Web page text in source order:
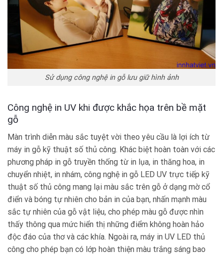
Sử dụng công nghệ in gỗ lưu giữ hình ảnh
Công nghệ in UV khi được khắc họa trên bề mặt
gỗ
Màn trình diễn màu sắc tuyệt vời theo yêu cầu là lợi ích từ
máy in gỗ kỹ thuật số thủ công. Khác biệt hoàn toàn với các
phương pháp in gỗ truyền thống từ in lụa, in thăng hoa, in
chuyển nhiệt, in nhám, công nghệ in gỗ LED UV trực tiếp kỹ
thuật số thủ công mang lại màu sắc trên gỗ ở dạng mờ cổ
điển và bóng tự nhiên cho bản in của bạn, nhấn mạnh màu
sắc tự nhiên của gỗ vật liệu, cho phép màu gỗ được nhìn
thấy thông qua mức hiển thị những điểm không hoàn hảo
độc đáo của thơ và các khía. Ngoài ra, máy in UV LED thủ
công cho phép bạn có lớp hoàn thiện màu trắng sáng bao